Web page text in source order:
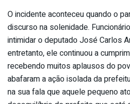
O incidente aconteceu quando o
discurso na solenidade.
intimidar o deputado José Carlos
entretanto, ele continuou a
recebendo muitos aplausos do
abafaram a ação isolada da
na sua fala que aquele pequeno